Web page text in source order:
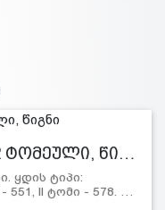
ტომეული, წი…
ყდის ტიპი:
551, ll ტომი - 578. …